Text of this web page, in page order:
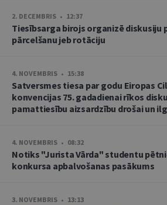
2. DECEMBRIS • 12:37
Tiesībsarga birojs organizē diskusiju
pārcelšanu jeb rotāciju
4. NOVEMBRIS • 15:38
Satversmes tiesa par godu Eiropas
konvencijas 75. gadadienai rīkos
pamattiesību aizsardzību drošai un
4. NOVEMBRIS • 08:32
Notiks "Jurista Vārda" studentu
konkursa apbalvošanas pasākums
3. NOVEMBRIS • 13:13